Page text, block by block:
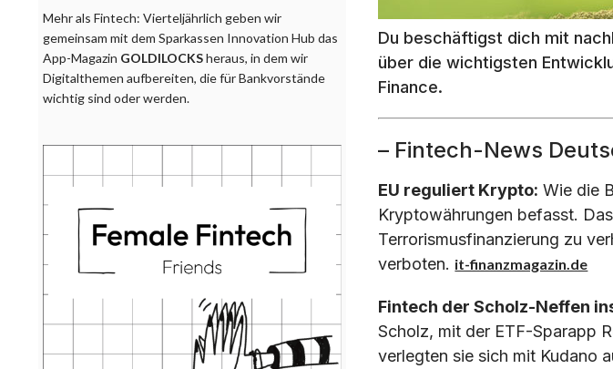
Mehr als Fintech: Vierteljährlich geben wir
gemeinsam mit dem Sparkassen Innovation Hub das
App-Magazin GOLDILOCKSheraus, in dem wir
Digitalthemen aufbereiten, die für Bankvorstände
wichtig sind oder werden.
Du beschäftigst dich mit
über die wichtigsten
Finance.
– Fintech-News
EU reguliert Krypto: Wie die
Kryptowährungen befasst.
Terrorismusfinanzierung zu
verboten. it-finanzmagazin.de
Fintech der Scholz-Neffen
Scholz, mit der ETF-Sparapp
verlegten sie sich mit Kudano